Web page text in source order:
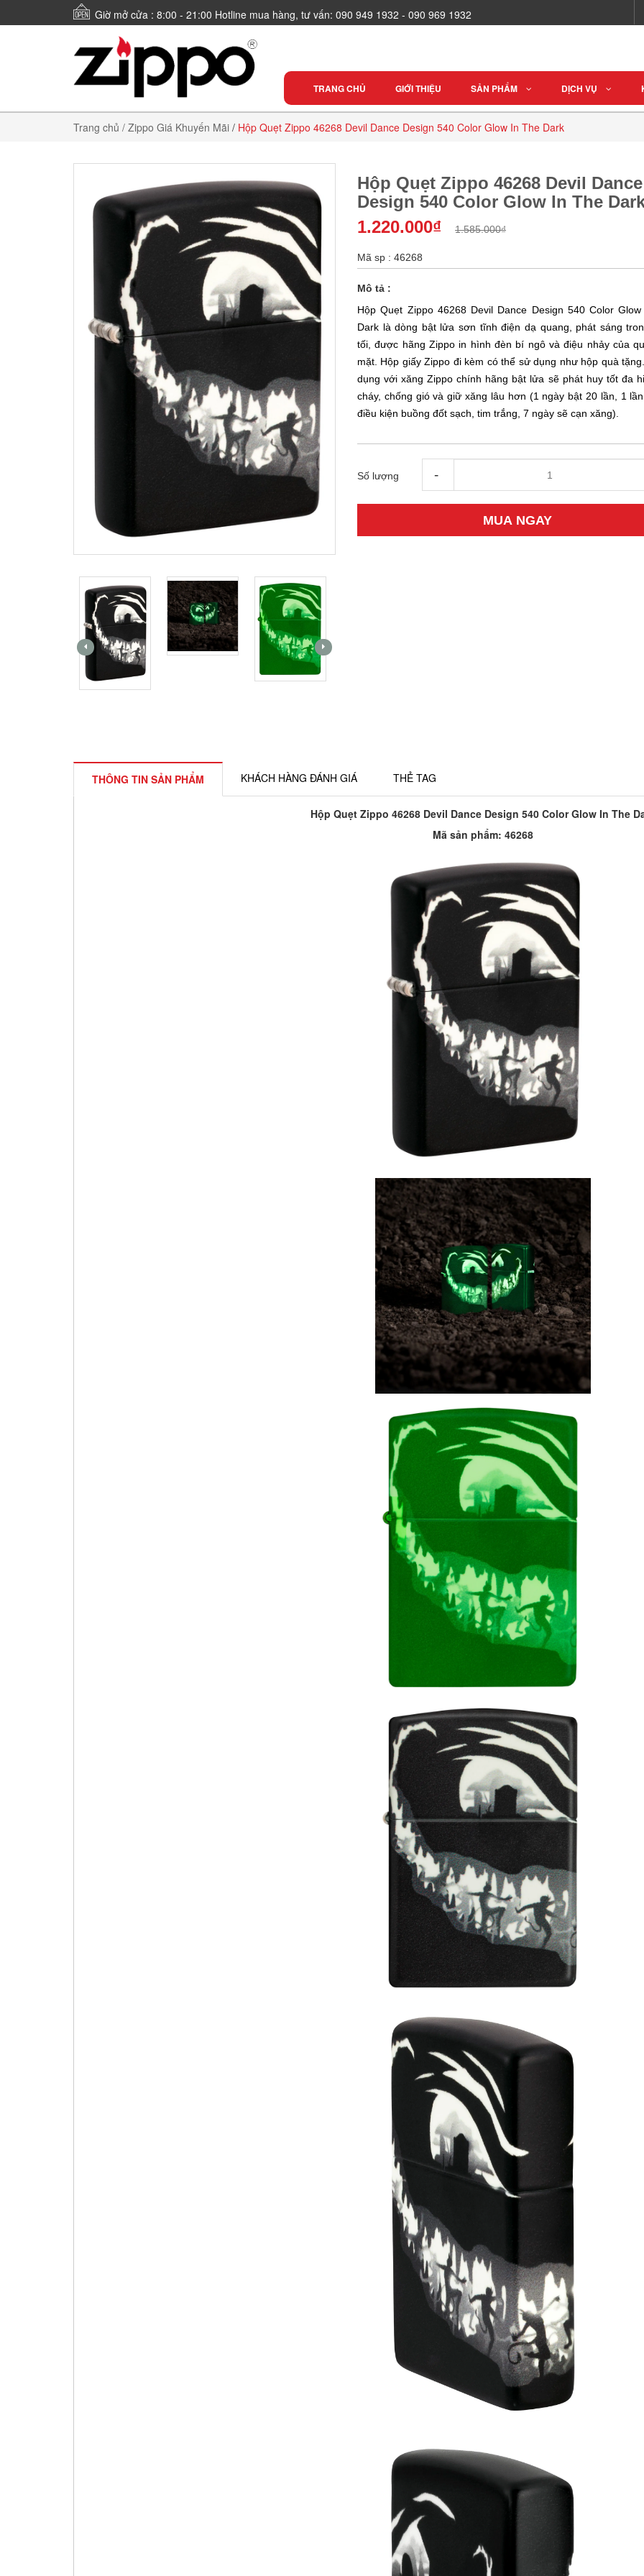
Giờ mở cửa : 8:00 - 21:00 Hotline mua hàng, tư vấn: 090 949 1932 - 090 969 1932
TRANG CHỦ GIỚI THIỆU SẢN PHẨM DỊCH VỤ
Trang chủ / Zippo Giá Khuyến Mãi / Hộp Quẹt Zippo 46268 Devil Dance Design 540 Color Glow In The Dark
Hộp Quẹt Zippo 46268 Devil Dance
Design 540 Color Glow In The
1.220.000₫
1.585.000₫
Mã sp : 46268
Mô tả :
Hộp Quẹt Zippo 46268 Devil Dance Design 540 Color
Dark là dòng bật lửa sơn tĩnh điện dạ quang, phát sáng
tối, được hãng Zippo in hình đèn bí ngô và điệu nhảy của
mặt. Hộp giấy Zippo đi kèm có thể sử dụng như hộp quà
dụng với xăng Zippo chính hãng bật lửa sẽ phát huy tốt đa
cháy, chống gió và giữ xăng lâu hơn (1 ngày bật 20 lần, 1
điều kiện buồng đốt sạch, tim trắng, 7 ngày sẽ cạn xăng).
Số lượng -
MUA NGAY
THÔNG TIN SẢN PHẨM KHÁCH HÀNG ĐÁNH GIÁ THẺ TAG
Hộp Quẹt Zippo 46268 Devil Dance Design 540 Color Glow In The
Mã sản phẩm: 46268